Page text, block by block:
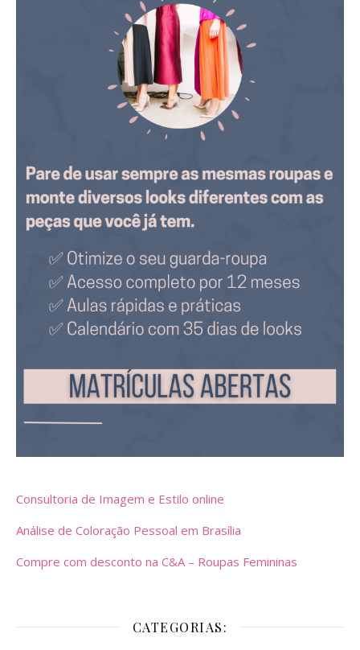
Consultoria de Imagem e Estilo online
Análise de Coloração Pessoal em Brasília
Compre com desconto na C&A – Roupas Femininas
CATEGORIAS: